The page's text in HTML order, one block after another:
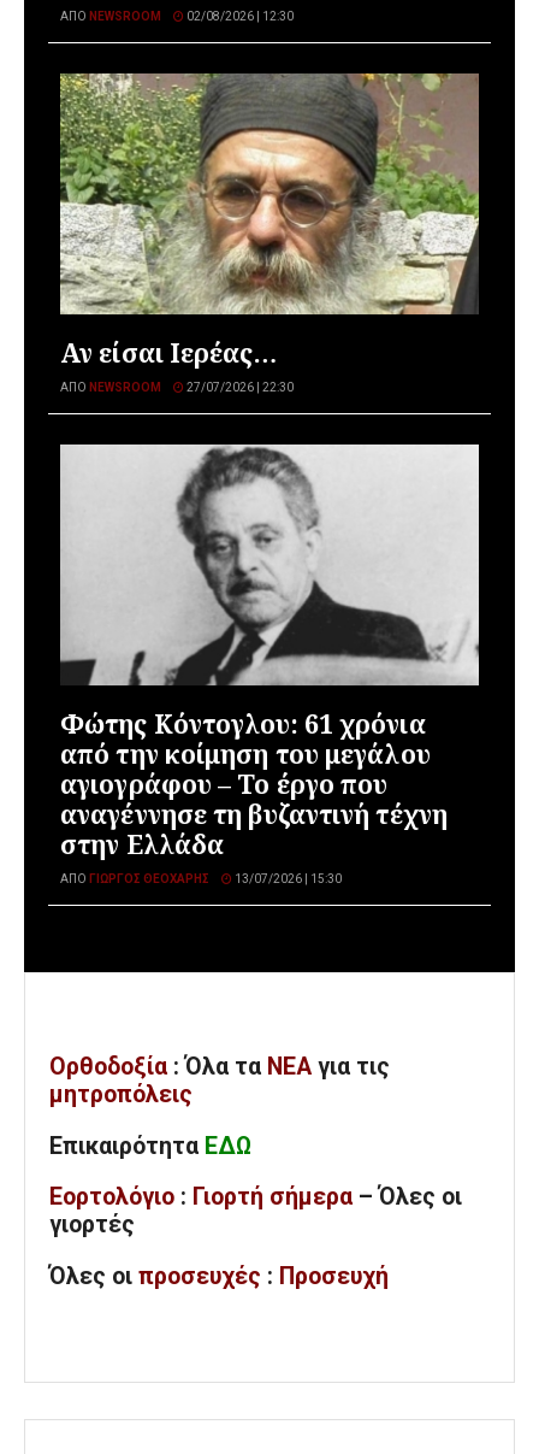
ΑΠΌ NEWSROOM 02/08/2026 | 12:30
Αν είσαι Ιερέας…
ΑΠΌ NEWSROOM 27/07/2026 | 22:30
Φώτης Κόντογλου: 61 χρόνια
από την κοίμηση του μεγάλου
αγιογράφου – Το έργο που
αναγέννησε τη βυζαντινή τέχνη
στην Ελλάδα
ΑΠΌ ΓΙΏΡΓΟΣ ΘΕΟΧΆΡΗΣ 13/07/2026 | 15:30
Ορθοδοξία : Όλα τα ΝΕΑ για τις
μητροπόλεις
Επικαιρότητα ΕΔΩ
Εορτολόγιο : Γιορτή σήμερα – Όλες οι
γιορτές
Όλες οι προσευχές : Προσευχή